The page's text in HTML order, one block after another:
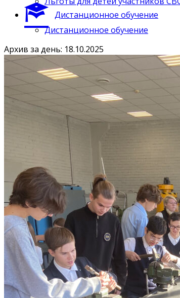
Дистанционное обучение
Дистанционное обучение
Архив за день: 18.10.2025